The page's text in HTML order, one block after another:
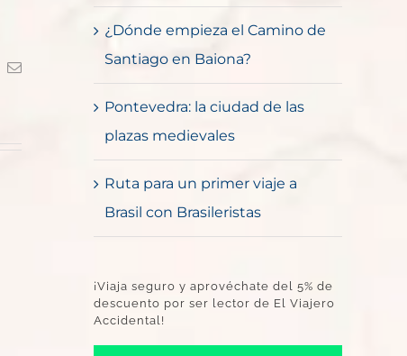
Correo
¿Dónde empieza el Camino de
Santiago en Baiona?
Pontevedra: la ciudad de las
plazas medievales
Ruta para un primer viaje a
Brasil con Brasileristas
¡Viaja seguro y aprovéchate del 5% de
descuento por ser lector de El Viajero
Accidental!